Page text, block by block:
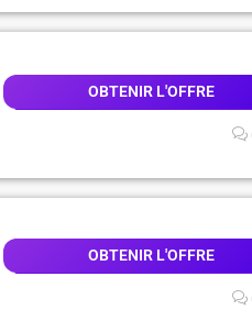
OBTENIR L'OFFRE
OBTENIR L'OFFRE